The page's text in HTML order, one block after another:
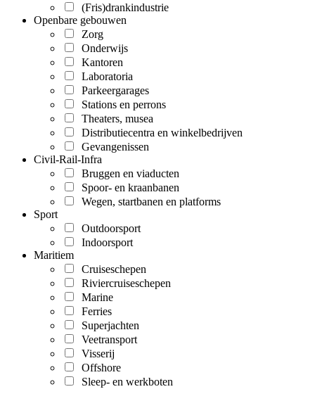
(Fris)drankindustrie
Openbare gebouwen
Zorg
Onderwijs
Kantoren
Laboratoria
Parkeergarages
Stations en perrons
Theaters, musea
Distributiecentra en winkelbedrijven
Gevangenissen
Civil-Rail-Infra
Bruggen en viaducten
Spoor- en kraanbanen
Wegen, startbanen en platforms
Sport
Outdoorsport
Indoorsport
Maritiem
Cruiseschepen
Riviercruiseschepen
Marine
Ferries
Superjachten
Veetransport
Visserij
Offshore
Sleep- en werkboten